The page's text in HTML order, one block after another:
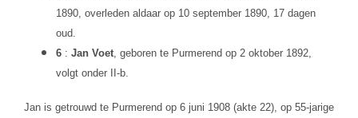
1890, overleden aldaar op 10 september 1890, 17 dagen
oud.
6 : Jan Voet, geboren te Purmerend op 2 oktober 1892,
volgt onder II-b.
Jan is getrouwd te Purmerend op 6 juni 1908 (akte 22), op 55-jarige